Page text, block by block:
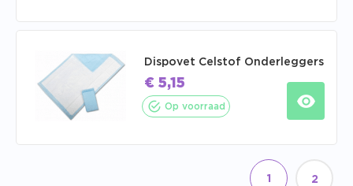
Dispovet Celstof Onderleggers
€ 5,15
Op voorraad
1 2